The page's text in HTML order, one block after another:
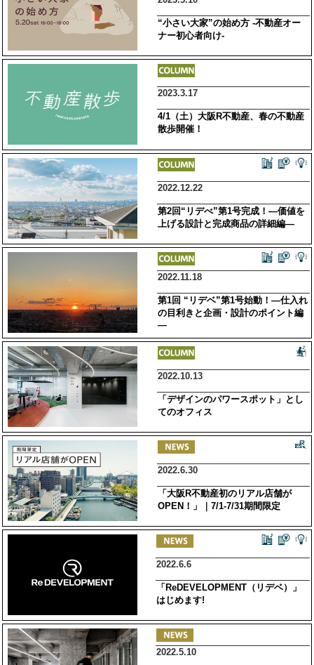
“小さい大家”の始め方 -不動産オー
ナー初心者向け-
2023.3.17
4/1（土）大阪R不動産、春の不動産
散歩開催！
2022.12.22
第2回“リデべ”第1号完成！―価値を
上げる設計と完成商品の詳細編―
2022.11.18
第1回 “リデベ”第1号始動！―仕入れ
の目利きと企画・設計のポイント編
―
2022.10.13
「デザインのパワースポット」とし
てのオフィス
2022.6.30
「大阪R不動産初のリアル店舗が
OPEN！」｜7/1-7/31期間限定
2022.6.6
「ReDEVELOPMENT（リデベ）」
はじめます!
2022.5.10